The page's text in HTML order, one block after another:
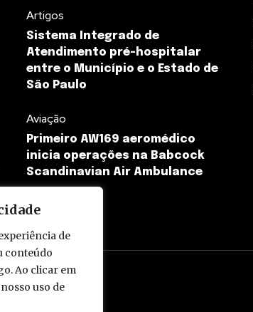
de
conteúdo
Ao clicar em
uso de
Artigos
Sistema Integrado de
Atendimento pré-hospitalar
entre o Município e o Estado de
São Paulo
Aviação
Primeiro AW169 aeromédico
inicia operações na Babcock
Scandinavian Air Ambulance
Brasil.